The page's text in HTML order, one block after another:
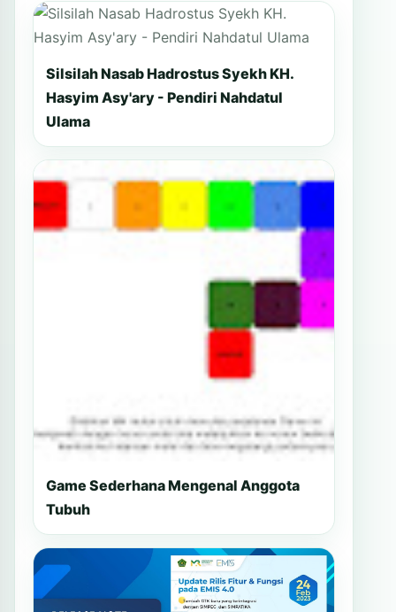
Silsilah Nasab Hadrostus Syekh KH.
Hasyim Asy'ary - Pendiri Nahdatul
Ulama
Game Sederhana Mengenal Anggota
Tubuh